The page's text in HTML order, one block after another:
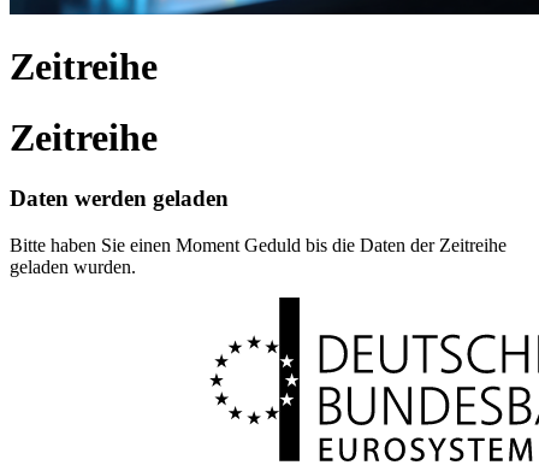
Zeitreihe
Zeitreihe
Daten werden geladen
Bitte haben Sie einen Moment Geduld bis die Daten der Zeitreihe
geladen wurden.